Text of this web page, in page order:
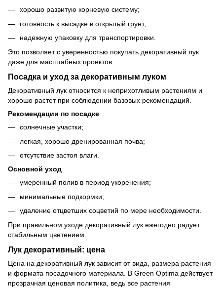
хорошо развитую корневую систему;
готовность к высадке в открытый грунт;
надежную упаковку для транспортировки.
Это позволяет с уверенностью покупать декоративный лук
даже для масштабных проектов.
Посадка и уход за декоративным луком
Декоративный лук относится к неприхотливым растениям и
хорошо растет при соблюдении базовых рекомендаций.
Рекомендации по посадке
солнечные участки;
легкая, хорошо дренированная почва;
отсутствие застоя влаги.
Основной уход
умеренный полив в период укоренения;
минимальные подкормки;
удаление отцветших соцветий по мере необходимости.
При правильном уходе декоративный лук ежегодно радует
стабильным цветением.
Лук декоративный: цена
Цена на декоративный лук зависит от вида, размера растения
и формата посадочного материала. В Green Optima действует
прозрачная ценовая политика, ведь все растения